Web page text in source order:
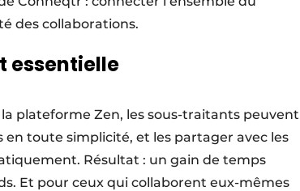
des collaborations.
essentielle
plateforme Zen, les sous-traitants peuvent
toute simplicité, et les partager avec les
Résultat : un gain de temps
Et pour ceux qui collaborent eux-mêmes